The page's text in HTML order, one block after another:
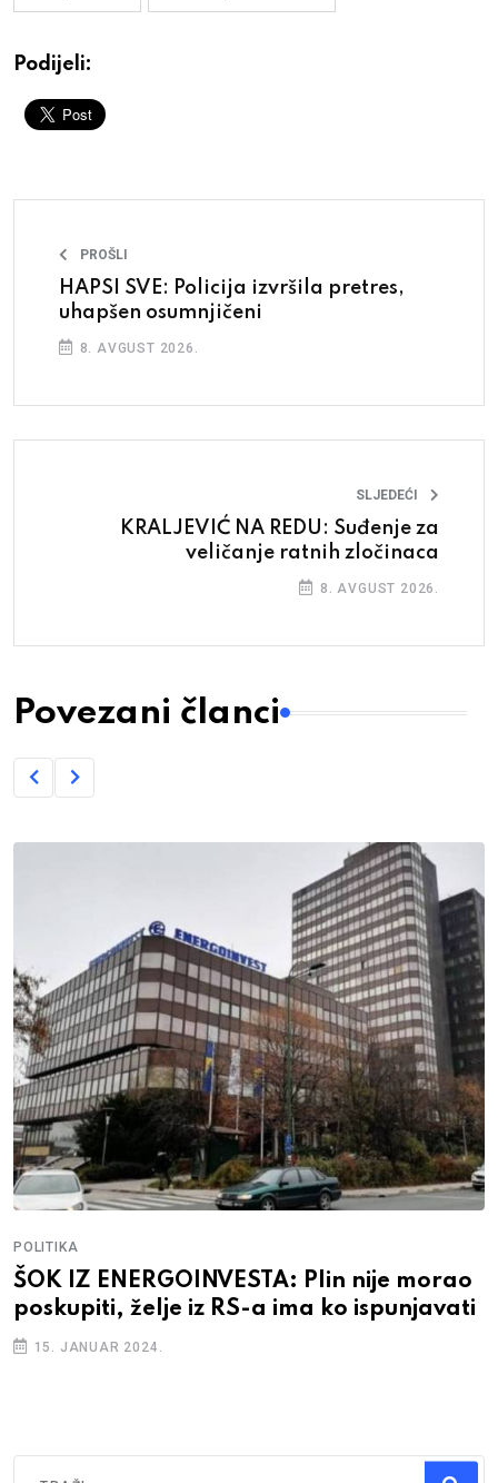
Podijeli:
PROŠLI
HAPSI SVE: Policija izvršila pretres,
uhapšen osumnjičeni
8. AVGUST 2026.
SLJEDEĆI
KRALJEVIĆ NA REDU: Suđenje za
veličanje ratnih zločinaca
8. AVGUST 2026.
Povezani članci
POLITIKA
ŠOK IZ ENERGOINVESTA: Plin nije morao
poskupiti, želje iz RS-a ima ko ispunjavati
15. JANUAR 2024.